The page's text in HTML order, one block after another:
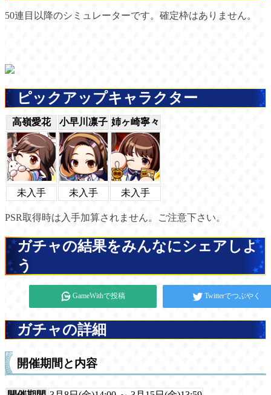
50連目以降のシミュレーターです。確定枠はありません。
ピックアップキャラクター
高嶺愛花 小早川凛子 姉ヶ崎寧々
未入手 未入手 未入手
PSR取得時は入手加算されません。ご注意下さい。
ガチャの結果をみんなにシェアしよ
う
GameWithで投稿 Twitterでつぶやく
ガチャの詳細
開催期間と内容